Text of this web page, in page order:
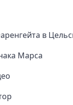
в
Марса